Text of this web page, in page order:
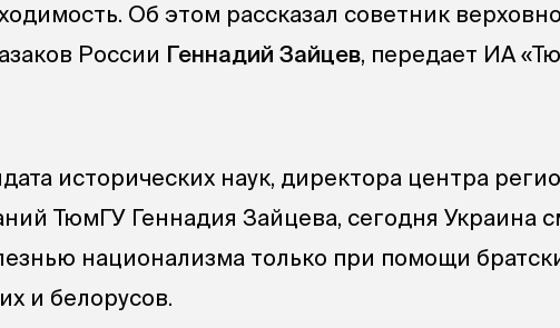
Об этом рассказал советник
России Геннадий Зайцев, передает ИА
исторических наук, директора центра
ТюмГУ Геннадия Зайцева, сегодня Украина
национализма только при помощи
и белорусов.